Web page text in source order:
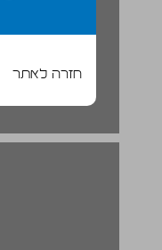
חזרה לאתר